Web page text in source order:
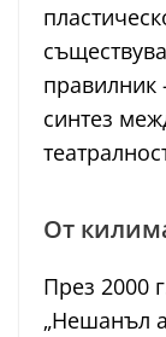
правилник
синтез
От
През 2000
„Нешанъл